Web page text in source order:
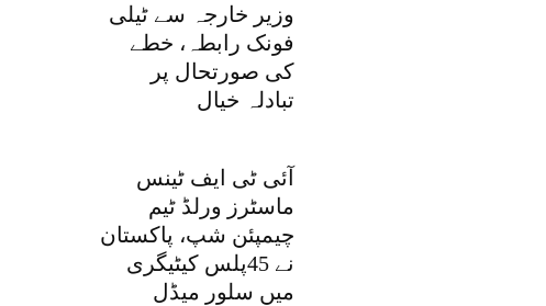
وزیر خارجہ سے ٹیلی
فونک رابطہ، خطے
کی صورتحال پر
تبادلہ خیال
آئی ٹی ایف ٹینس
ماسٹرز ورلڈ ٹیم
چیمپئن شپ، پاکستان
نے 45پلس کیٹیگری
میں سلور میڈل